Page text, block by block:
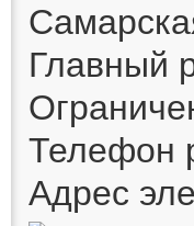
Главный
Телефон
Адрес